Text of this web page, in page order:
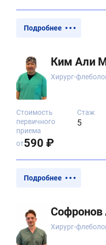
Подробнее
Ким Али
Хирург-
Стаж
5
Стоимость
первичного
приема
от590 ₽
Подробнее
Софронов
Хирург-